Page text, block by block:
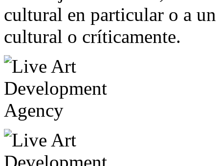
cultural en particular o a
cultural o críticamente.